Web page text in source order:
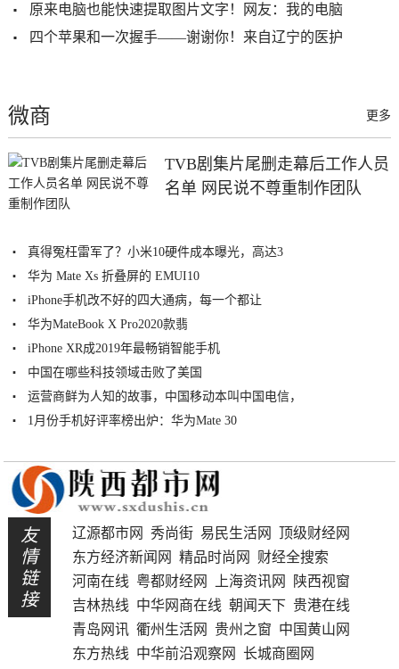
原来电脑也能快速提取图片文字！网友：我的电脑
四个苹果和一次握手——谢谢你！来自辽宁的医护
更多
微商
TVB剧集片尾删走幕后工作人员
名单 网民说不尊重制作团队
真得冤枉雷军了？小米10硬件成本曝光，高达3
华为 Mate Xs 折叠屏的 EMUI10
iPhone手机改不好的四大通病，每一个都让
华为MateBook X Pro2020款翡
iPhone XR成2019年最畅销智能手机
中国在哪些科技领域击败了美国
运营商鲜为人知的故事，中国移动本叫中国电信，
1月份手机好评率榜出炉：华为Mate 30
友
情
链
接
辽源都市网 秀尚街 易民生活网
顶级财经网
东方经济新闻网
精品时尚网
财经全搜索
河南在线 粤都财经网 上海资讯网
陕西视窗
吉林热线 中华网商在线 朝闻天下 贵港在线
青岛网讯 衢州生活网 贵州之窗 中国黄山网
东方热线 中华前沿观察网
长城商圈网